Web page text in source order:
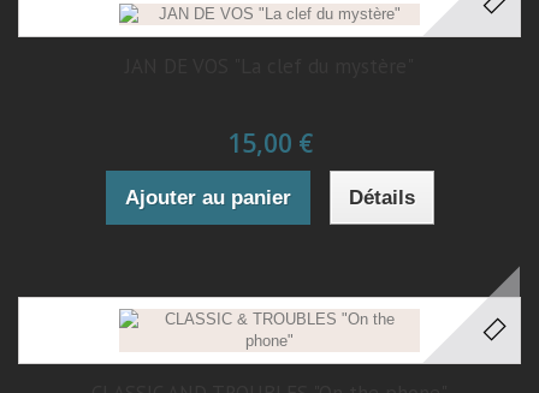
15,00 €
Ajouter au panier Détails